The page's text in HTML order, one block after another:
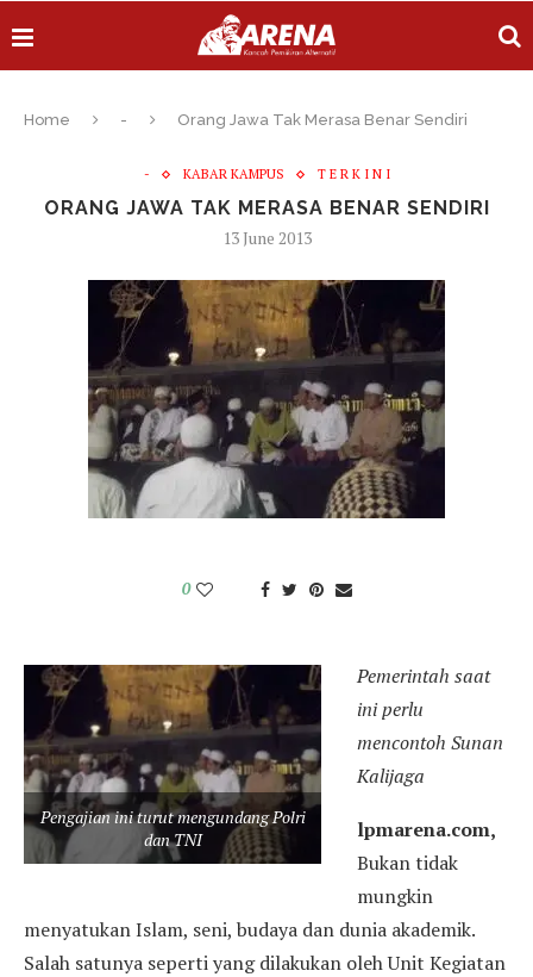
Home - Orang Jawa Tak Merasa Benar Sendiri
- KABAR KAMPUS T E R K I N I
ORANG JAWA TAK MERASA BENAR SENDIRI
13 June 2013
0
Pengajian ini turut mengundang Polri
dan TNI
Pemerintah saat
ini perlu
mencontoh Sunan
Kalijaga
lpmarena.com,
Bukan tidak
mungkin
menyatukan Islam, seni, budaya dan dunia akademik.
Salah satunya seperti yang dilakukan oleh Unit Kegiatan